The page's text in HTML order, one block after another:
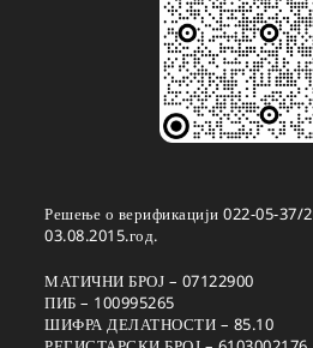
Решење о верификацији 022-05-37/
03.08.2015.год.
МАТИЧНИ БРОЈ – 07122900
ПИБ – 100995265
ШИФРА ДЕЛАТНОСТИ – 85.10